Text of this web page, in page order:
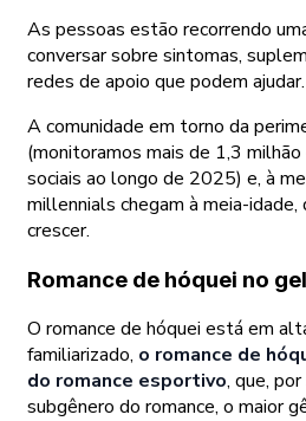
As pessoas estão recorrendo
conversar sobre sintomas,
redes de apoio que podem ajudar.
A comunidade em torno da
(monitoramos mais de 1,3
sociais ao longo de 2025) e, à
millennials chegam à meia-idade,
crescer.
Romance de hóquei no
O romance de hóquei está em
familiarizado, o romance de
do romance esportivo, que,
subgênero do romance, o maior